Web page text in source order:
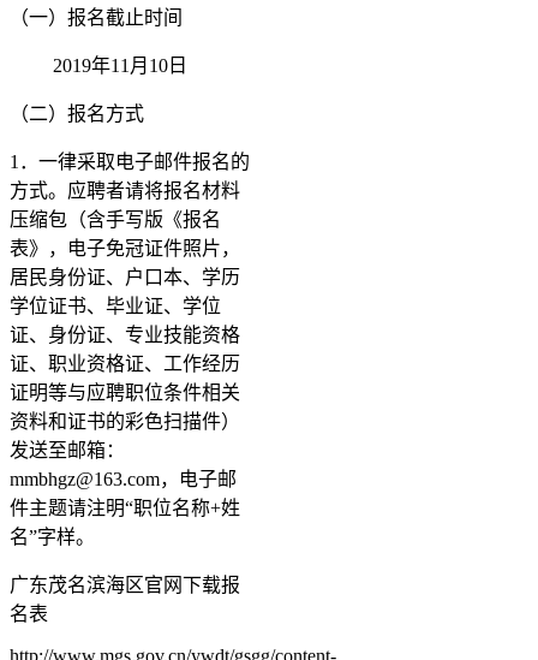
（一）报名截止时间
2019年11月10日
（二）报名方式
1．一律采取电子邮件报名的
方式。应聘者请将报名材料
压缩包（含手写版《报名
表》，电子免冠证件照片，
居民身份证、户口本、学历
学位证书、毕业证、学位
证、身份证、专业技能资格
证、职业资格证、工作经历
证明等与应聘职位条件相关
资料和证书的彩色扫描件）
发送至邮箱：
mmbhgz@163.com，电子邮
件主题请注明“职位名称+姓
名”字样。
广东茂名滨海区官网下载报
名表
http://www.mgs.gov.cn/ywdt/gsgg/content-